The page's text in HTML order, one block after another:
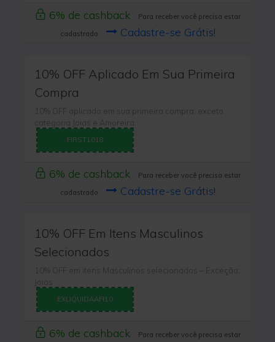
6% de cashback
Para receber você precisa estar
cadastrado
Cadastre-se Grátis!
10% OFF Aplicado Em Sua Primeira
Compra
10% OFF aplicado em sua primeira compra, exceto
categoria Joias e Amoreira.
FIRST1018
6% de cashback
Para receber você precisa estar
cadastrado
Cadastre-se Grátis!
10% OFF Em Itens Masculinos
Selecionados
10% OFF em itens Masculinos selecionados – Exceção:
Joias
EXLIQUIDAAFI10
6% de cashback
Para receber você precisa estar